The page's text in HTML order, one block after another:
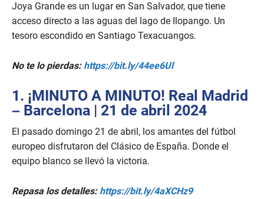
Joya Grande es un lugar en San Salvador, que tiene
acceso directo a las aguas del lago de Ilopango. Un
tesoro escondido en Santiago Texacuangos.
No te lo pierdas:https://bit.ly/44ee6Ul
1. ¡MINUTO A MINUTO! Real Madrid
– Barcelona | 21 de abril 2024
El pasado domingo 21 de abril, los amantes del fútbol
europeo disfrutaron del Clásico de España. Donde el
equipo blanco se llevó la victoria.
Repasa los detalles: https://bit.ly/4aXCHz9